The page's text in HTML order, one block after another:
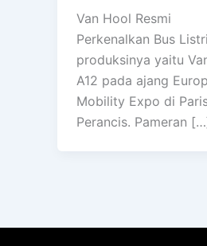
Van Hool Resmi
Perkenalkan Bus
produksinya yaitu
A12 pada ajang
Mobility Expo di
Perancis. Pameran